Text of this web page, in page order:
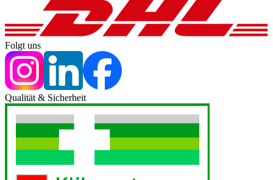
Folgt uns
Qualität & Sicherheit